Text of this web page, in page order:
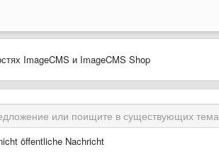
ImageCMS и ImageCMS Shop
öffentliche Nachricht